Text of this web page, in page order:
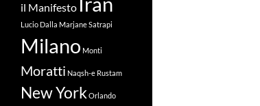
il Manifesto
Lucio Dalla Marjane Satrapi
Milano Monti
Moratti Naqsh-e Rustam
New York Orlando